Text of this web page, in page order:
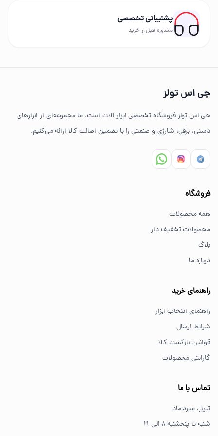
برندهای حرفه‌ای عرضه می‌شود.
ضمانت اصالت کالا
مشاوره تخصصی خرید ابزار
برای کارهای خانگی معمولاً ابزارهای سبک مانند دریل شارژی،
از کجا ابزار اصل بخریم؟
پشتیبانی تخصصی
مشاوره قبل از خرید
جی اس تولز
جی اس تولز فروشگاه تخصصی ابزار آلات است. ما مجموعه‌ای از ابزارهای
دستی، برقی، شارژی و صنعتی را با تضمین اصالت کالا ارائه می‌کنیم.
فروشگاه
همه محصولات
محصولات تخفیف دار
بلاگ
درباره ما
راهنمای خرید
راهنمای انتخاب ابزار
شرایط ارسال
قوانین بازگشت کالا
گارانتی محصولات
تماس با ما
تبریز، میرداماد
شنبه تا پنجشنبه ۸ الی ۲۱